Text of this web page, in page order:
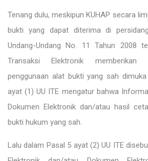
Tenang dulu, meskipun KUHAP secara
bukti yang dapat diterima di
Undang-Undang No. 11 Tahun 2008
Transaksi Elektronik memberikan
penggunaan alat bukti yang sah
ayat (1) UU ITE mengatur bahwa
Dokumen Elektronik dan/atau hasil
bukti hukum yang sah.
Lalu dalam Pasal 5 ayat (2) UU ITE